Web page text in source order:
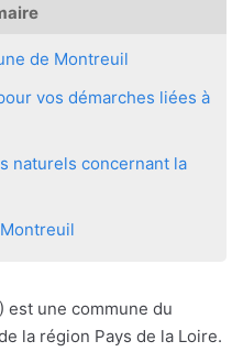
de Montreuil
vos démarches liées à
naturels concernant la
est une commune du
la région Pays de la Loire.